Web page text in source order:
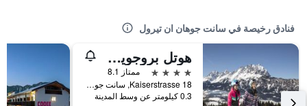
فنادق رخيصة في سانت جوهان ان تيرول
هوتل بروجويرت
4 نجوم
ممتاز 8.1
Kaiserstrasse 18, سانت جوهان ان تيرول, ولاية تيرول, النمسا
0.3 كيلومتر عن وسط المدينة